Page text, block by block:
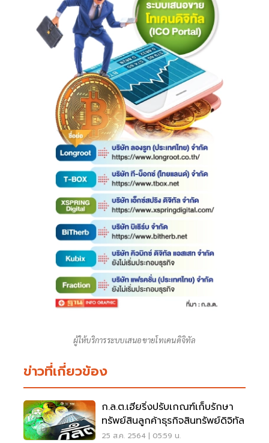
ผู้ให้บริการระบบเสนอขายโทเคนดิจิทัล
ข่าวที่เกี่ยวข้อง
ก.ล.ต.เฮียริ่งปรับเกณฑ์เก็บรักษา
ทรัพย์สินลูกค้าธุรกิจสินทรัพย์ดิจิทัล
25 ส.ค. 2564 | 05:59 น.